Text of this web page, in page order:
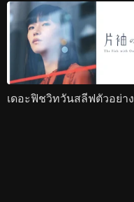
เดอะฟิชวิทวันสลีฟตัวอย่าง